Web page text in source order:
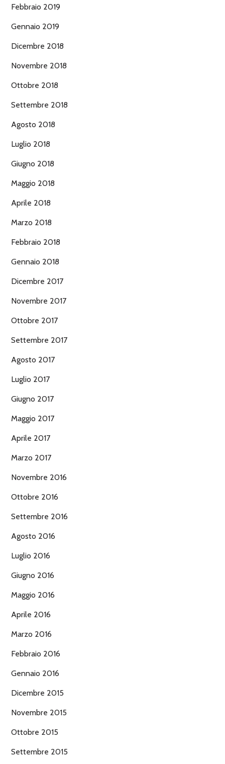
Febbraio 2019
Gennaio 2019
Dicembre 2018
Novembre 2018
Ottobre 2018
Settembre 2018
Agosto 2018
Luglio 2018
Giugno 2018
Maggio 2018
Aprile 2018
Marzo 2018
Febbraio 2018
Gennaio 2018
Dicembre 2017
Novembre 2017
Ottobre 2017
Settembre 2017
Agosto 2017
Luglio 2017
Giugno 2017
Maggio 2017
Aprile 2017
Marzo 2017
Novembre 2016
Ottobre 2016
Settembre 2016
Agosto 2016
Luglio 2016
Giugno 2016
Maggio 2016
Aprile 2016
Marzo 2016
Febbraio 2016
Gennaio 2016
Dicembre 2015
Novembre 2015
Ottobre 2015
Settembre 2015